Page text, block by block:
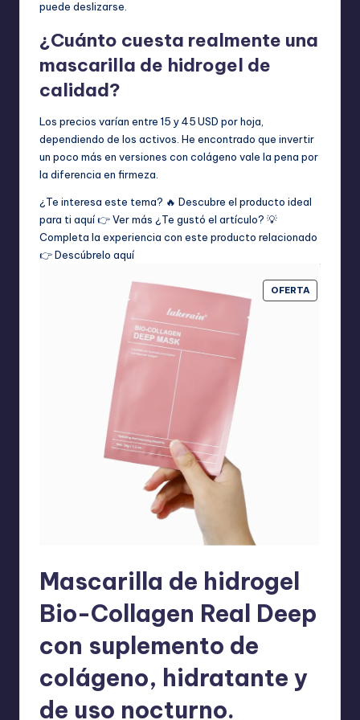
puede deslizarse.
¿Cuánto cuesta realmente una
mascarilla de hidrogel de
calidad?
Los precios varían entre 15 y 45 USD por hoja,
dependiendo de los activos. He encontrado que invertir
un poco más en versiones con colágeno vale la pena por
la diferencia en firmeza.
¿Te interesa este tema? 🔥 Descubre el producto ideal
para ti aquí 👉Ver más ¿Te gustó el artículo? 💡
Completa la experiencia con este producto relacionado
👉Descúbrelo aquí
OFERTA
EN
Mascarilla de hidrogel
Bio-Collagen Real Deep
con suplemento de
colágeno, hidratante y
de uso nocturno.